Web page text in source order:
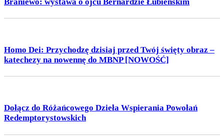
Homo Dei: Przychodzę dzisiaj przed Twój święty obraz –
katechezy na nowennę do MBNP [NOWOŚĆ]
Dołącz do Różańcowego Dzieła Wspierania Powołań
Redemptorystowskich